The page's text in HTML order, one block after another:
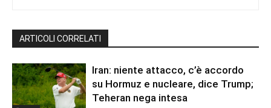
ARTICOLI CORRELATI
Iran: niente attacco, c’è accordo
su Hormuz e nucleare, dice Trump;
Teheran nega intesa